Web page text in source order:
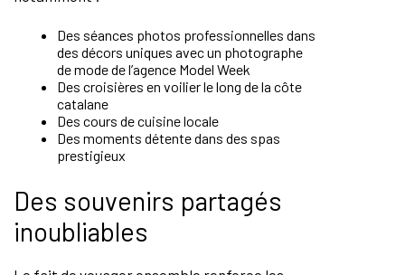
Des séances photos professionnelles dans
des décors uniques avec un photographe
de mode de l’agence Model Week
Des croisières en voilier le long de la côte
catalane
Des cours de cuisine locale
Des moments détente dans des spas
prestigieux
Des souvenirs partagés
inoubliables